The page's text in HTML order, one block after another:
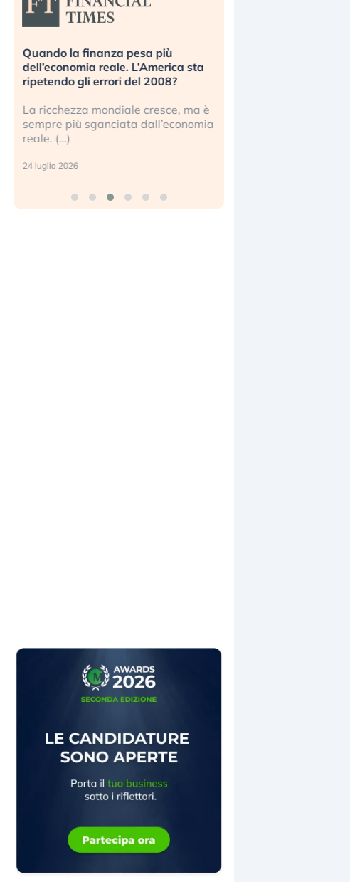
Quando la finanza pesa più
dell’economia reale. L’America sta
ripetendo gli errori del 2008?
La ricchezza mondiale cresce, ma è
sempre più sganciata dall’economia
reale. (…)
24 luglio 2026